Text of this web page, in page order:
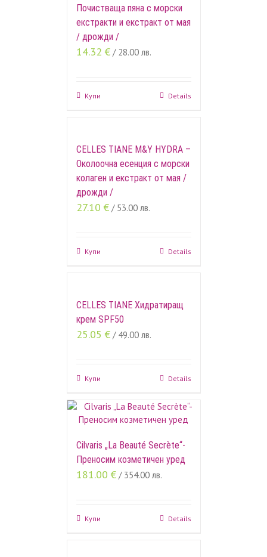
Почистваща пяна с морски
екстракти и екстракт от мая
/ дрожди /
14.32 € / 28.00 лв.
Купи Details
CELLES TIANE M&Y HYDRА –
Околоочна есенция с морски
колаген и екстракт от мая /
дрожди /
27.10 € / 53.00 лв.
Купи Details
CELLES TIANE Хидратиращ
крем SPF50
25.05 € / 49.00 лв.
Купи Details
Cilvaris „La Beauté Secrète“-
Преносим козметичен уред
181.00 € / 354.00 лв.
Купи Details